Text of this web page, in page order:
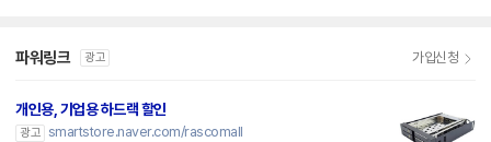
파워링크 광고 가입신청
개인용, 기업용 하드랙 할인
광고 smartstore.naver.com/rascomall